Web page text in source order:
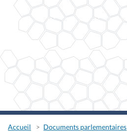
Accueil
Documents parlementaires